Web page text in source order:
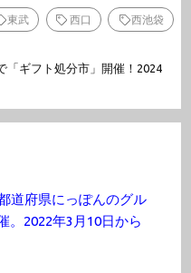
東武 西口 西池袋
「ギフト処分市」開催！2024
道府県にっぽんのグル
。2022年3月10日から